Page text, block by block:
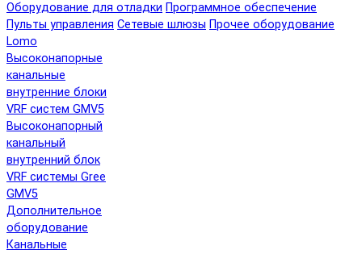
Оборудование для отладки Программное обеспечение
Пульты управления Сетевые шлюзы Прочее оборудование
Lomo
Высоконапорные
канальные
внутренние блоки
VRF систем GMV5
Высоконапорный
канальный
внутренний блок
VRF системы Gree
GMV5
Дополнительное
оборудование
Канальные